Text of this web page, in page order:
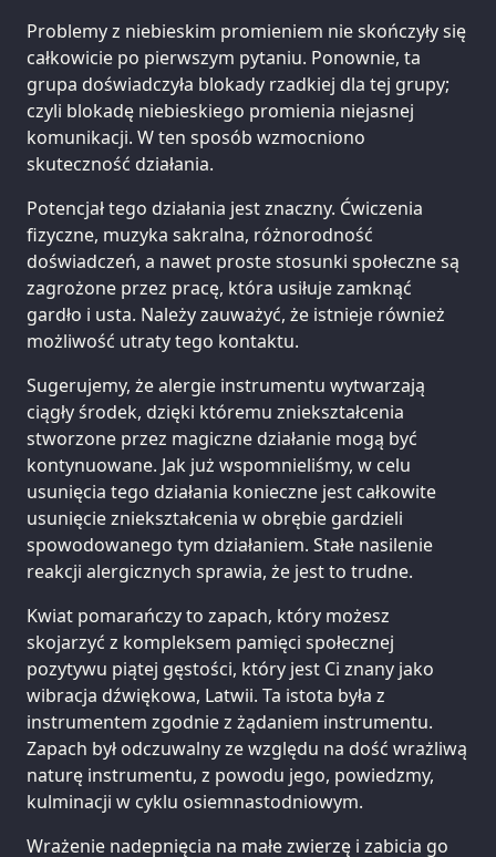
Problemy z niebieskim promieniem nie skończyły się
całkowicie po pierwszym pytaniu. Ponownie, ta
grupa doświadczyła blokady rzadkiej dla tej grupy;
czyli blokadę niebieskiego promienia niejasnej
komunikacji. W ten sposób wzmocniono
skuteczność działania.
Potencjał tego działania jest znaczny. Ćwiczenia
fizyczne, muzyka sakralna, różnorodność
doświadczeń, a nawet proste stosunki społeczne są
zagrożone przez pracę, która usiłuje zamknąć
gardło i usta. Należy zauważyć, że istnieje również
możliwość utraty tego kontaktu.
Sugerujemy, że alergie instrumentu wytwarzają
ciągły środek, dzięki któremu zniekształcenia
stworzone przez magiczne działanie mogą być
kontynuowane. Jak już wspomnieliśmy, w celu
usunięcia tego działania konieczne jest całkowite
usunięcie zniekształcenia w obrębie gardzieli
spowodowanego tym działaniem. Stałe nasilenie
reakcji alergicznych sprawia, że jest to trudne.
Kwiat pomarańczy to zapach, który możesz
skojarzyć z kompleksem pamięci społecznej
pozytywu piątej gęstości, który jest Ci znany jako
wibracja dźwiękowa, Latwii. Ta istota była z
instrumentem zgodnie z żądaniem instrumentu.
Zapach był odczuwalny ze względu na dość wrażliwą
naturę instrumentu, z powodu jego, powiedzmy,
kulminacji w cyklu osiemnastodniowym.
Wrażenie nadepnięcia na małe zwierzę i zabicia go